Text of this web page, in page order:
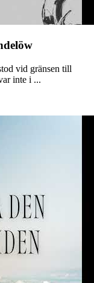
vid gränsen till
inte i ...